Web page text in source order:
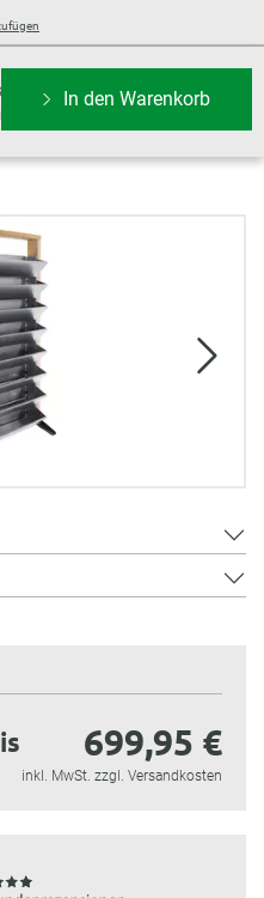
In den Warenkorb
699,95 €
inkl. MwSt. zzgl. Versandkosten